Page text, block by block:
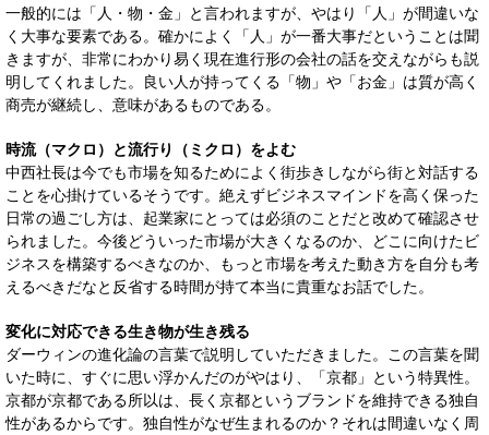
一般的には「人・物・金」と言われますが、やはり「人」が間違いな
く大事な要素である。確かによく「人」が一番大事だということは聞
きますが、非常にわかり易く現在進行形の会社の話を交えながらも説
明してくれました。良い人が持ってくる「物」や「お金」は質が高く
商売が継続し、意味があるものである。
時流（マクロ）と流行り（ミクロ）をよむ
中西社長は今でも市場を知るためによく街歩きしながら街と対話する
ことを心掛けているそうです。絶えずビジネスマインドを高く保った
日常の過ごし方は、起業家にとっては必須のことだと改めて確認させ
られました。今後どういった市場が大きくなるのか、どこに向けたビ
ジネスを構築するべきなのか、もっと市場を考えた動き方を自分も考
えるべきだなと反省する時間が持て本当に貴重なお話でした。
変化に対応できる生き物が生き残る
ダーウィンの進化論の言葉で説明していただきました。この言葉を聞
いた時に、すぐに思い浮かんだのがやはり、「京都」という特異性。
京都が京都である所以は、長く京都というブランドを維持できる独自
性があるからです。独自性がなぜ生まれるのか？それは間違いなく周